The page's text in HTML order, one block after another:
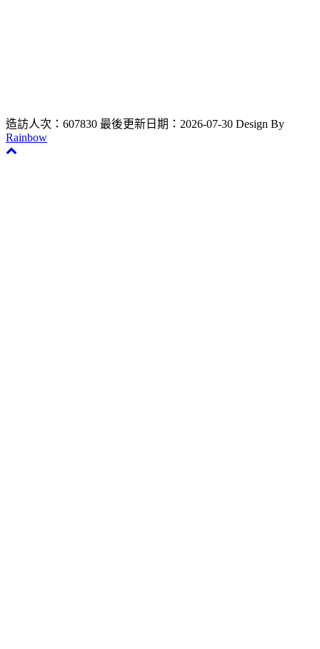
造訪人次：607830 最後更新日期：2026-07-30 Design By
Rainbow